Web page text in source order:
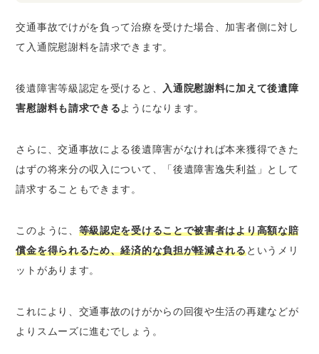
交通事故でけがを負って治療を受けた場合、加害者側に対し
て入通院慰謝料を請求できます。
後遺障害等級認定を受けると、
入通院慰謝料に加えて後遺障
害慰謝料も請求できるようになります。
さらに、交通事故による後遺障害がなければ本来獲得できた
はずの将来分の収入について、「後遺障害逸失利益」として
請求することもできます。
このように、 等級認定を受けることで被害者はより高額な賠
償金を得られるため、経済的な負担が軽減されるというメリ
ットがあります。
これにより、交通事故のけがからの回復や生活の再建などが
よりスムーズに進むでしょう。